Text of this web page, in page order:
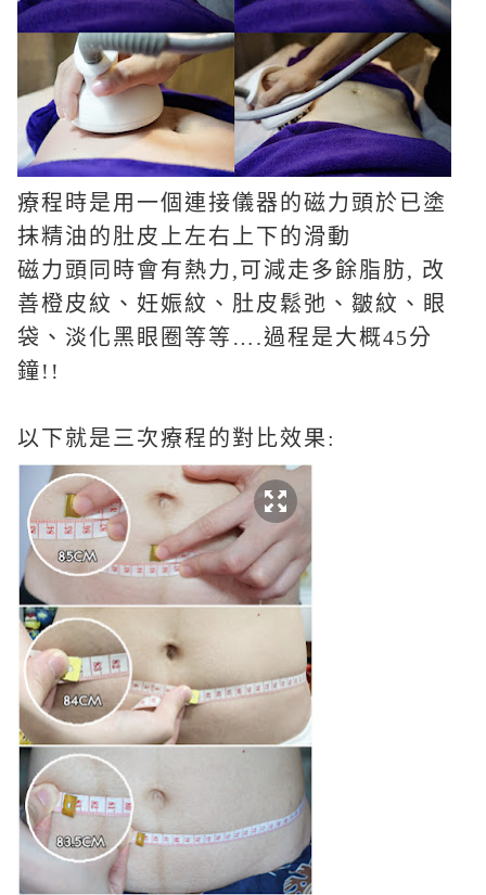
療程時是用一個連接儀器的磁力頭於已塗
抹精油的肚皮上左右上下的滑動
磁力頭同時會有熱力 ,可減走多餘脂肪, 改
善橙皮紋、妊娠紋、肚皮鬆弛、皺紋、眼
袋、淡化黑眼圈等等 ….過程是大概45分
鐘!!
以下就是三次療程的對比效果: